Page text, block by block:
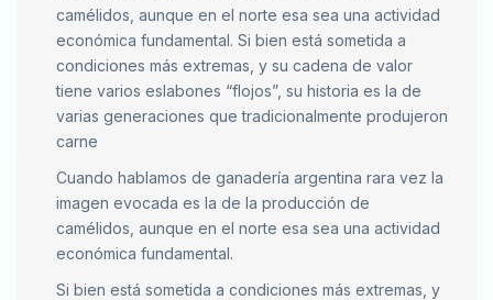
camélidos, aunque en el norte esa sea una actividad
económica fundamental. Si bien está sometida a
condiciones más extremas, y su cadena de valor
tiene varios eslabones “flojos”, su historia es la de
varias generaciones que tradicionalmente produjeron
carne
Cuando hablamos de ganadería argentina rara vez la
imagen evocada es la de la producción de
camélidos, aunque en el norte esa sea una actividad
económica fundamental.
Si bien está sometida a condiciones más extremas, y